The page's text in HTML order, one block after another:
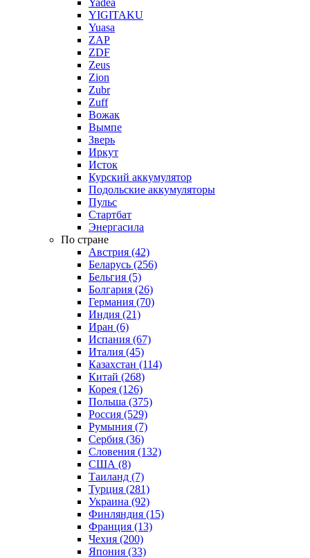
Yadea
YIGITAKU
Yuasa
ZAP
ZDF
Zeus
Zion
Zubr
Zuff
Вожак
Вымпе
Зверь
Иркут
Исток
Курский аккумулятор
Подольские аккумуляторы
Пульс
Стартбат
Энергасила
По стране
Австрия (42)
Беларусь (256)
Бельгия (5)
Болгария (26)
Германия (70)
Индия (21)
Иран (6)
Испания (67)
Италия (45)
Казахстан (114)
Китай (268)
Корея (126)
Польша (375)
Россия (529)
Румыния (7)
Сербия (36)
Словения (132)
США (8)
Таиланд (7)
Турция (281)
Украина (92)
Финляндия (15)
Франция (13)
Чехия (200)
Япония (33)